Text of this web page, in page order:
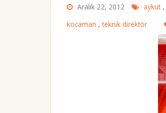
Aralık 22, 2012 aykut ,
kocaman ,teknik direktör